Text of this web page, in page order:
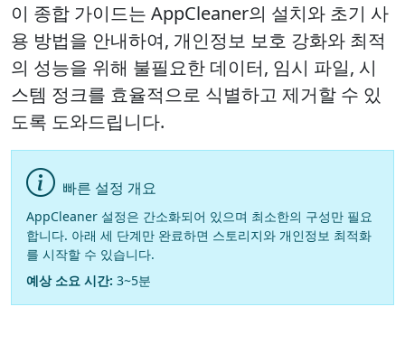
이 종합 가이드는 AppCleaner의 설치와 초기 사
용 방법을 안내하여, 개인정보 보호 강화와 최적
의 성능을 위해 불필요한 데이터, 임시 파일, 시
스템 정크를 효율적으로 식별하고 제거할 수 있
도록 도와드립니다.
빠른 설정 개요
AppCleaner 설정은 간소화되어 있으며 최소한의 구성만 필요
합니다. 아래 세 단계만 완료하면 스토리지와 개인정보 최적화
를 시작할 수 있습니다.
예상 소요 시간: 3~5분